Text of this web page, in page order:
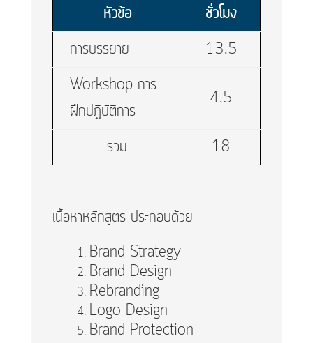
หัวข้อ
ชั่วโมง
การบรรยาย
13.5
Workshop การ
ฝึกปฏิบัติการ
4.5
รวม 18
เนื้อหาหลักสูตร ประกอบด้วย
Brand Strategy
Brand Design
Rebranding
Logo Design
Brand Protection